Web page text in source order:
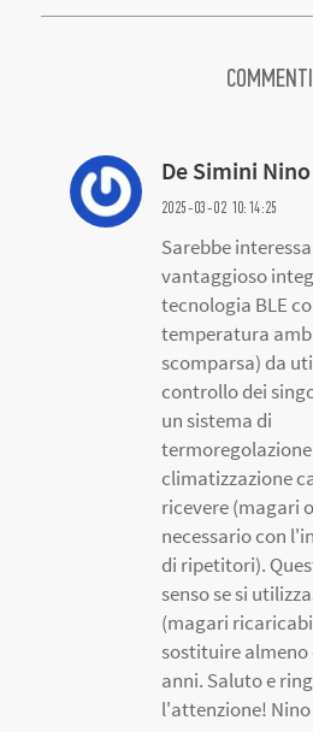
COMMENTI
De Simini Nino
2025-03-02 10:14:25
Sarebbe
vantaggioso
tecnologia BLE
temperatura
scomparsa) da
controllo dei
un sistema di
climatizzazione
ricevere (magari
necessario con
di ripetitori).
senso se si
(magari
sostituire almeno
anni. Saluto e
l'attenzione! Nino